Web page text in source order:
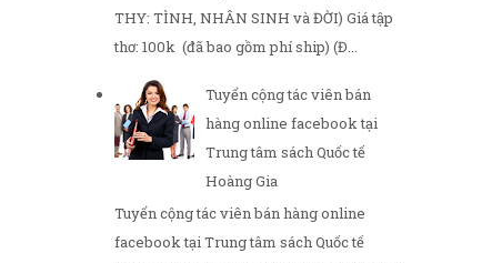
THY: TÌNH, NHÂN SINH và ĐỜI) Giá tập
thơ: 100k (đã bao gồm phí ship) (Đ...
Tuyển cộng tác viên bán
hàng online facebook tại
Trung tâm sách Quốc tế
Hoàng Gia
Tuyển cộng tác viên bán hàng online
facebook tại Trung tâm sách Quốc tế